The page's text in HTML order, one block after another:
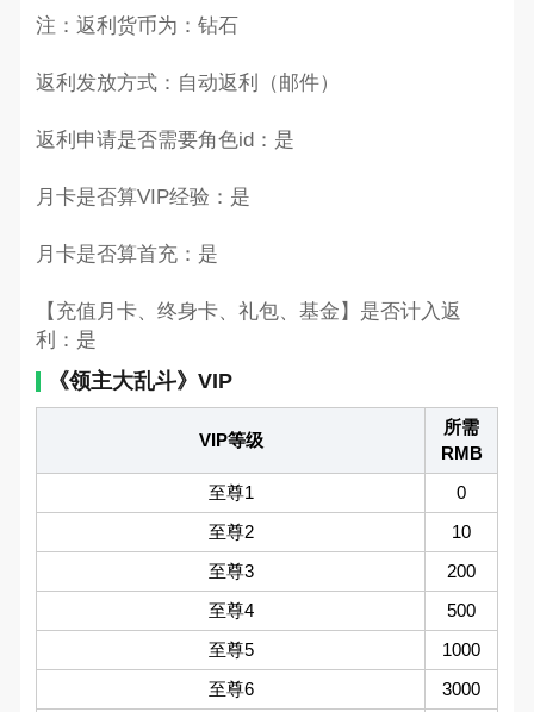
注：返利货币为：钻石
返利发放方式：自动返利（邮件）
返利申请是否需要角色id：是
月卡是否算VIP经验：是
月卡是否算首充：是
【充值月卡、终身卡、礼包、基金】是否计入返
利：是
《领主大乱斗》VIP
VIP等级
所需
RMB
至尊1
0
至尊2
10
至尊3
200
至尊4
500
至尊5
1000
至尊6
3000